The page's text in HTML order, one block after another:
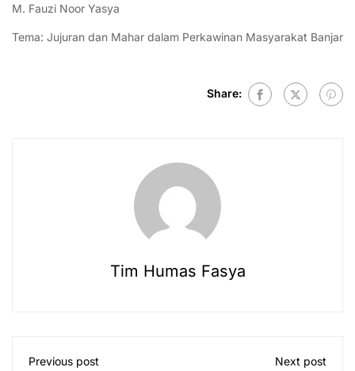
M. Fauzi Noor Yasya
Tema: Jujuran dan Mahar dalam Perkawinan Masyarakat Banjar
Share:
Tim Humas Fasya
Previous post Next post